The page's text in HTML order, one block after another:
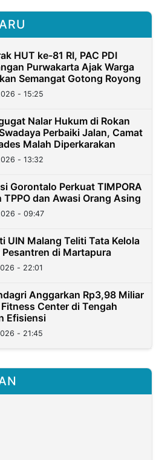
HUT ke-81 RI, PAC PDI
Purwakarta Ajak Warga
Semangat Gotong Royong
- 15:25
Nalar Hukum di Rokan
Perbaiki Jalan, Camat
Malah Diperkarakan
- 13:32
Gorontalo Perkuat TIMPORA
TPPO dan Awasi Orang Asing
- 09:47
UIN Malang Teliti Tata Kelola
Pesantren di Martapura
- 22:01
Anggarkan Rp3,98 Miliar
Center di Tengah
Efisiensi
- 21:45